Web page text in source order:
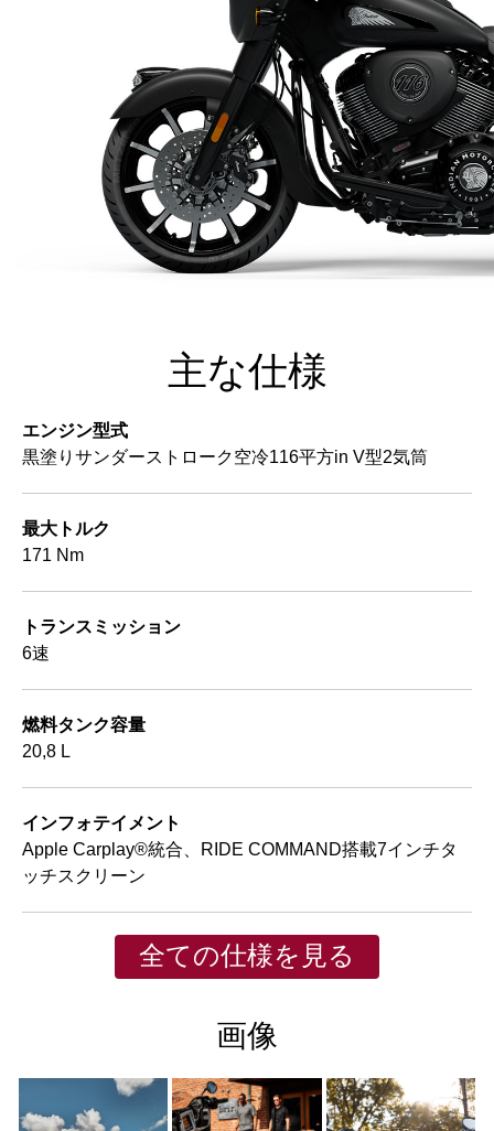
主な仕様
エンジン型式
黒塗りサンダーストローク空冷116平方in V型2気筒
最大トルク
171 Nm
トランスミッション
6速
燃料タンク容量
20,8 L
インフォテイメント
Apple Carplay®統合、RIDE COMMAND搭載7インチタ
ッチスクリーン
全ての仕様を見る
画像